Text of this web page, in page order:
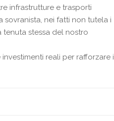
infrastrutture e trasporti
sovranista, nei fatti non tutela i
tenuta stessa del nostro
reali per rafforzare i